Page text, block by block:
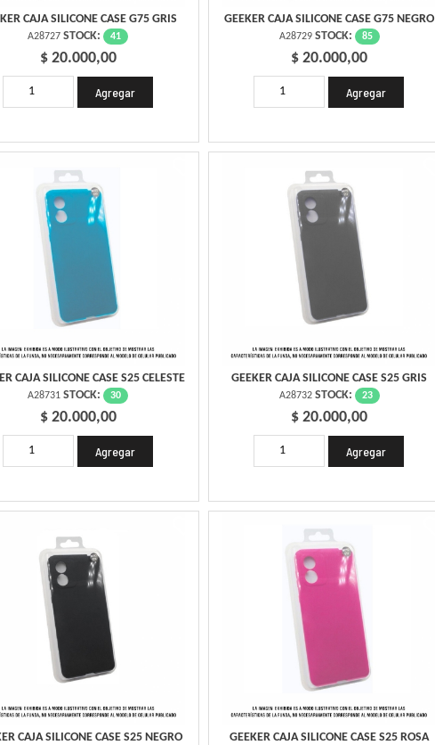
CAJA SILICONE CASE G75 GRIS
A28727STOCK: 41
$ 20.000,00
GEEKER CAJA SILICONE CASE G75 NEGRO
A28729 STOCK: 85
$ 20.000,00
CAJA SILICONE CASE S25 CELESTE
A28731STOCK: 30
$ 20.000,00
GEEKER CAJA SILICONE CASE S25 GRIS
A28732 STOCK: 23
$ 20.000,00
CAJA SILICONE CASE S25 NEGRO GEEKER CAJA SILICONE CASE S25 ROSA